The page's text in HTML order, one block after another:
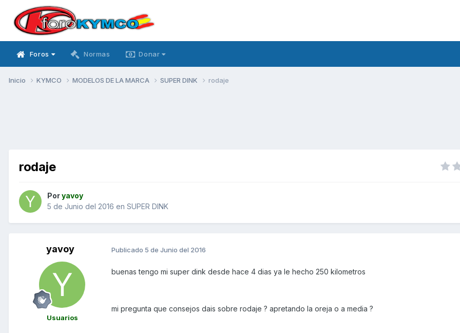
Foros Normas Donar
Inicio KYMCO MODELOS DE LA MARCA SUPER DINK rodaje
rodaje
Poryavoy
5 de Junio del 2016 en SUPER DINK
yavoy
Usuarios
Publicado 5 de Junio del 2016
buenas tengo mi super dink desde hace 4 dias ya le hecho 250 kilometros
mi pregunta que consejos dais sobre rodaje ? apretando la oreja o a media ?